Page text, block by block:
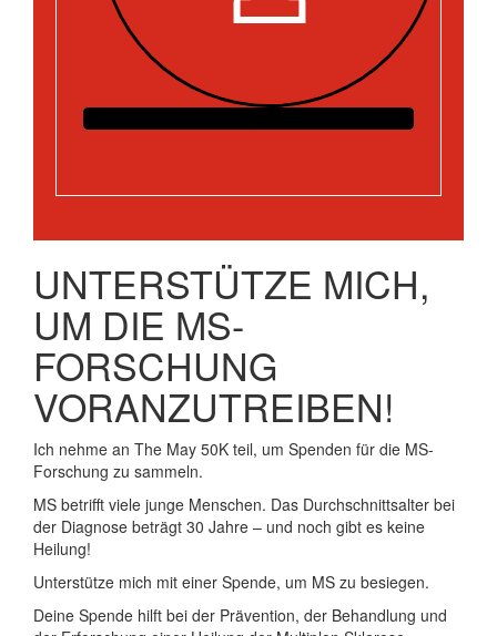
UNTERSTÜTZE MICH,
UM DIE MS-
FORSCHUNG
VORANZUTREIBEN!
Ich nehme an The May 50K teil, um Spenden für die MS-
Forschung zu sammeln.
MS betrifft viele junge Menschen. Das Durchschnittsalter bei
der Diagnose beträgt 30 Jahre – und noch gibt es keine
Heilung!
Unterstütze mich mit einer Spende, um MS zu besiegen.
Deine Spende hilft bei der Prävention, der Behandlung und